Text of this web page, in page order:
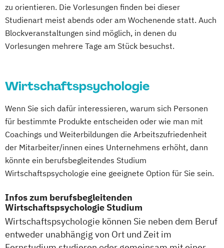
Verhaltensökonomik - Psychologisches
Praxiswissen für den Finanzbereich
Vertriebs- und Handelsmanagement
Wirtschaftspsychologie Wirtschaftsrecht
zu orientieren. Die Vorlesungen finden bei dieser
Studienart meist abends oder am Wochenende statt. Auch
Blockveranstaltungen sind möglich, in denen du
Vorlesungen mehrere Tage am Stück besuchst.
Wirtschaftspsychologie
Wenn Sie sich dafür interessieren, warum sich Personen
für bestimmte Produkte entscheiden oder wie man mit
Coachings und Weiterbildungen die Arbeitszufriedenheit
der Mitarbeiter/innen eines Unternehmens erhöht, dann
könnte ein berufsbegleitendes Studium
Wirtschaftspsychologie eine geeignete Option für Sie sein.
Infos zum berufsbegleitenden
Wirtschaftspsychologie Studium
Wirtschaftspsychologie können Sie neben dem Beruf
entweder unabhängig von Ort und Zeit im